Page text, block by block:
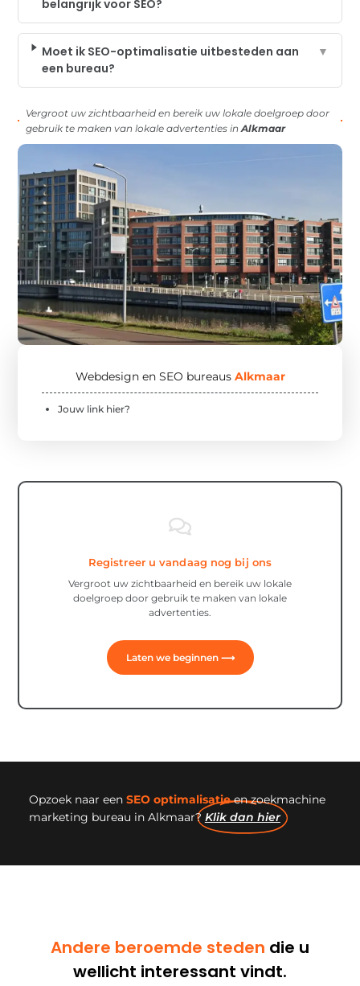
belangrijk voor SEO?
Moet ik SEO-optimalisatie uitbesteden aan
een bureau?
▼
Vergroot uw zichtbaarheid en bereik uw lokale doelgroep door
gebruik te maken van lokale advertenties inAlkmaar
Webdesign en SEO bureaus Alkmaar
Jouw link hier?
Registreer u vandaag nog bij ons
Vergroot uw zichtbaarheid en bereik uw lokale
doelgroep door gebruik te maken van lokale
advertenties.
Laten we beginnen ⟶
Opzoek naar een SEO optimalisatieen zoekmachine
marketing bureau in Alkmaar? Klik dan hier
Andere beroemde steden die u
wellicht interessant vindt.